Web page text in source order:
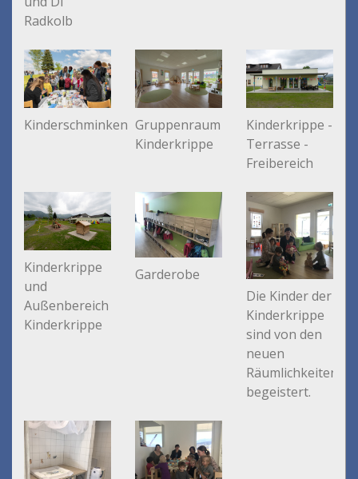
Radkolb
Kinderschminken Gruppenraum
Kinderkrippe
Kinderkrippe -
Terrasse -
Freibereich
Kinderkrippe
und
Außenbereich
Kinderkrippe
Garderobe
Die Kinder der
Kinderkrippe
sind von den
neuen
Räumlichkeiten
begeistert.